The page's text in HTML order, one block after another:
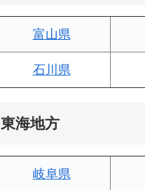
富山県
石川県
東海地方
岐阜県